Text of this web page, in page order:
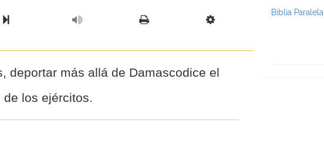
Next Book Scripture Formatting
deportar más allá de Damascodice el
de los ejércitos.
Biblia Paralela